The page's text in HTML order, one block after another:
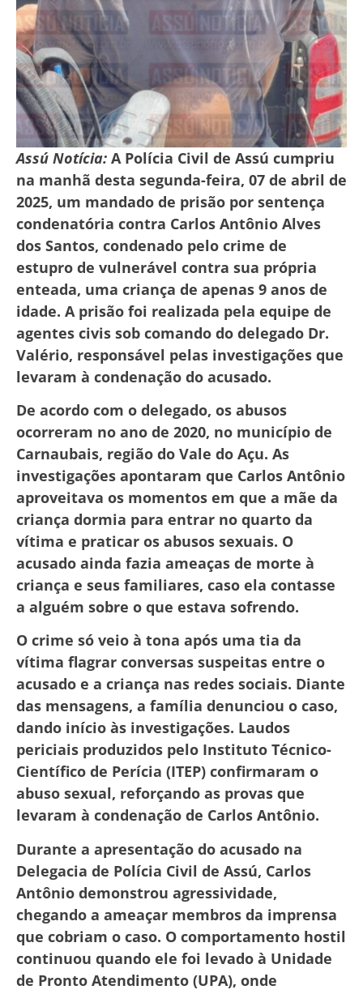
Assú Notícia: A Polícia Civil de Assú cumpriu
na manhã desta segunda-feira, 07 de abril de
2025, um mandado de prisão por sentença
condenatória contra Carlos Antônio Alves
dos Santos, condenado pelo crime de
estupro de vulnerável contra sua própria
enteada, uma criança de apenas 9 anos de
idade. A prisão foi realizada pela equipe de
agentes civis sob comando do delegado Dr.
Valério, responsável pelas investigações que
levaram à condenação do acusado.
De acordo com o delegado, os abusos
ocorreram no ano de 2020, no município de
Carnaubais, região do Vale do Açu. As
investigações apontaram que Carlos Antônio
aproveitava os momentos em que a mãe da
criança dormia para entrar no quarto da
vítima e praticar os abusos sexuais. O
acusado ainda fazia ameaças de morte à
criança e seus familiares, caso ela contasse
a alguém sobre o que estava sofrendo.
O crime só veio à tona após uma tia da
vítima flagrar conversas suspeitas entre o
acusado e a criança nas redes sociais. Diante
das mensagens, a família denunciou o caso,
dando início às investigações. Laudos
periciais produzidos pelo Instituto Técnico-
Científico de Perícia (ITEP) confirmaram o
abuso sexual, reforçando as provas que
levaram à condenação de Carlos Antônio.
Durante a apresentação do acusado na
Delegacia de Polícia Civil de Assú, Carlos
Antônio demonstrou agressividade,
chegando a ameaçar membros da imprensa
que cobriam o caso. O comportamento hostil
continuou quando ele foi levado à Unidade
de Pronto Atendimento (UPA), onde